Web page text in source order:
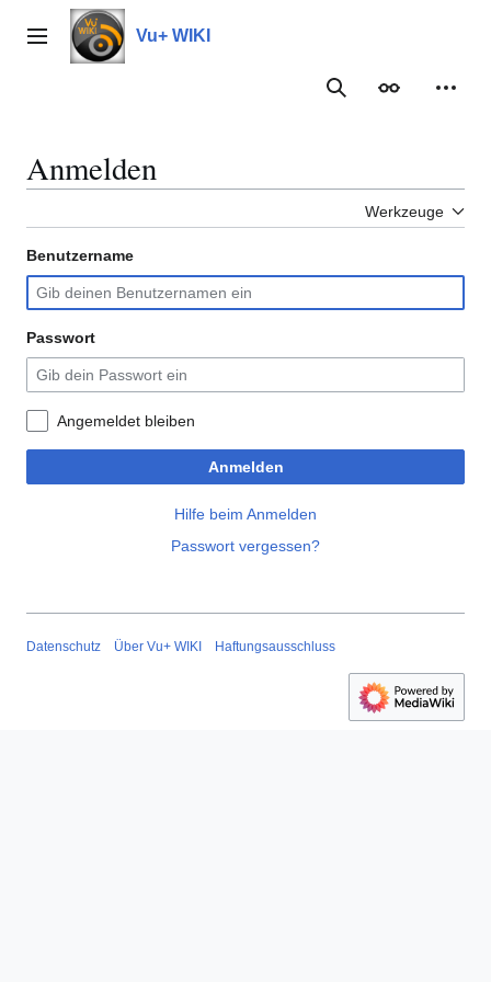
Inhalt
springenHauptmenü Vu+ WIKI
Suche
Anmelden
Werkzeuge
Benutzername
Passwort
Angemeldet bleiben
Anmelden
Hilfe beim Anmelden
Passwort vergessen?
Datenschutz Über Vu+ WIKI Haftungsausschluss